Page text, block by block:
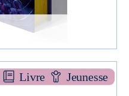
Livre Jeunesse